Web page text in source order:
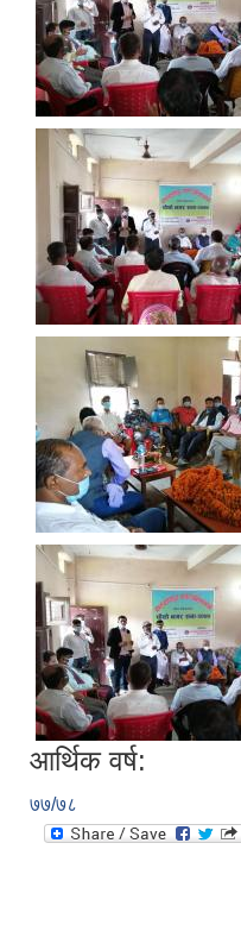
आर्थिक वर्ष:
७७/७८